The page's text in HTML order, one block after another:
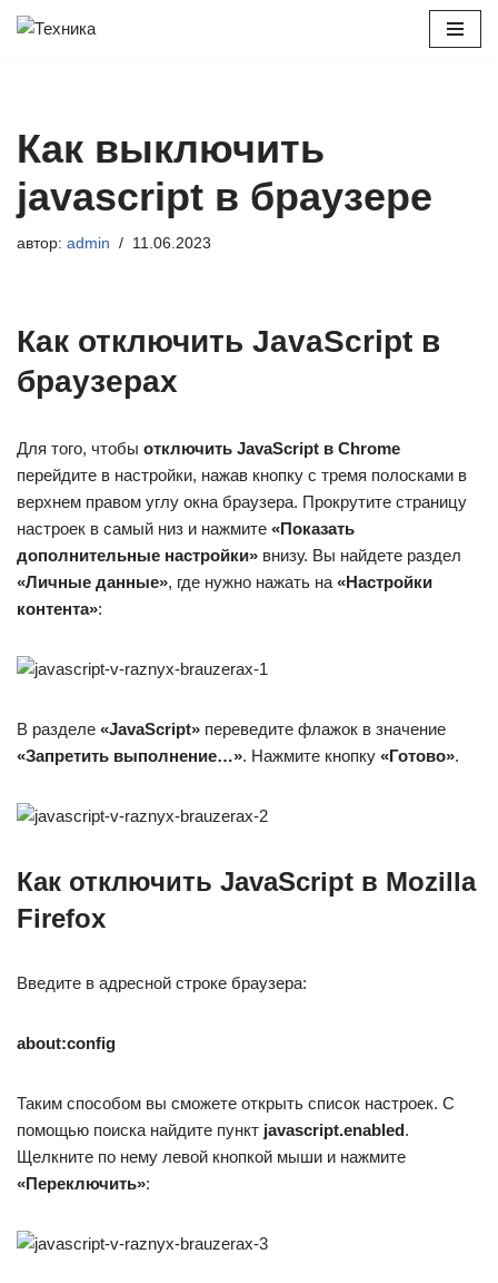
Как выключить
javascript в браузере
автор: admin 11.06.2023
Как отключить JavaScript в
браузерах
Для того, чтобы отключить JavaScript в Chrome
перейдите в настройки, нажав кнопку с тремя полосками в
верхнем правом углу окна браузера. Прокрутите страницу
настроек в самый низ и нажмите «Показать
дополнительные настройки» внизу. Вы найдете раздел
«Личные данные», где нужно нажать на «Настройки
контента»:
В разделе «JavaScript» переведите флажок в значение
«Запретить выполнение…». Нажмите кнопку «Готово».
Как отключить JavaScript в Mozilla
Firefox
Введите в адресной строке браузера:
about:config
Таким способом вы сможете открыть список настроек. С
помощью поиска найдите пункт javascript.enabled.
Щелкните по нему левой кнопкой мыши и нажмите
«Переключить»: